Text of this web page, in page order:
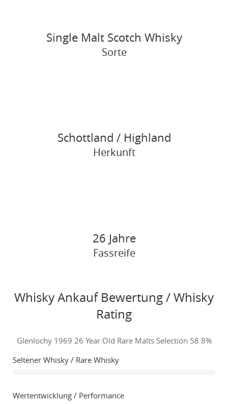
Single Malt Scotch Whisky
Sorte
Schottland / Highland
Herkunft
26 Jahre
Fassreife
Whisky Ankauf Bewertung / Whisky
Rating
Glenlochy 1969 26 Year Old Rare Malts Selection 58.8%
Seltener Whisky / Rare Whisky
Wertentwicklung / Performance